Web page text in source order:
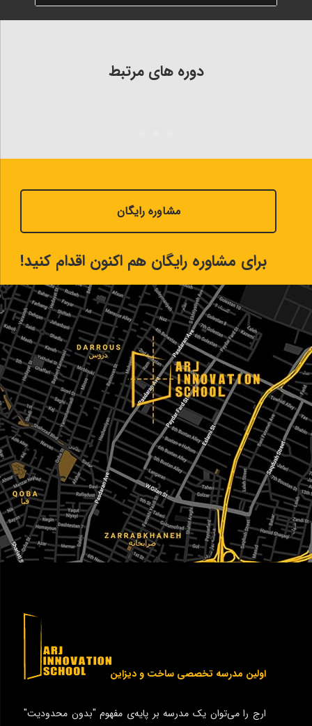
دوره های مرتبط
مشاوره رایگان
برای مشاوره رایگان هم اکنون اقدام کنید!
اولین مدرسه تخصصی ساخت و دیزاین
ارج را می‌توان یک مدرسه بر پایه‌ی مفهوم "بدون محدودیت"